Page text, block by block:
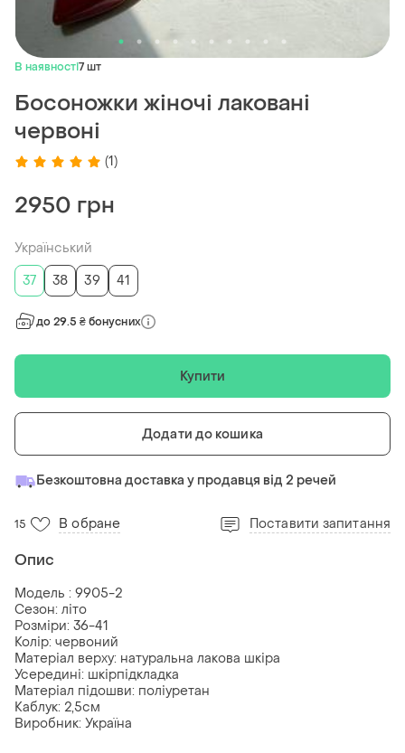
В наявності7 шт
Босоножки жіночі лаковані
червоні
(1)
2950 грн
Український
37
38 39 41
до 29.5 ₴ бонусних
Купити
Додати до кошика
Безкоштовна доставка у продавця від 2 речей
15 В обране Поставити запитання
Опис
Модель : 9905-2
Сезон: літо
Розміри: 36-41
Колір: червоний
Матеріал верху: натуральна лакова шкіра
Усередині: шкірпідкладка
Матеріал підошви: поліуретан
Каблук: 2,5см
Виробник: Україна